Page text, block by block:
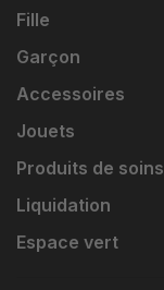
Fille
Garçon
Accessoires
Jouets
Produits de soins
Liquidation
Espace vert